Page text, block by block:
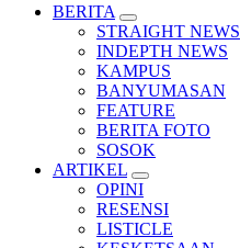
BERITA
STRAIGHT NEWS
INDEPTH NEWS
KAMPUS
BANYUMASAN
FEATURE
BERITA FOTO
SOSOK
ARTIKEL
OPINI
RESENSI
LISTICLE